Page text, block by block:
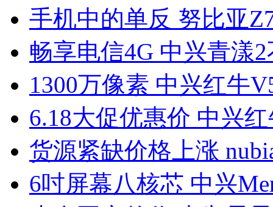
手机中的单反 努比亚
畅享电信4G 中兴青漾
1300万像素 中兴红牛
6.18大促优惠价 中兴
货源紧缺价格上涨
6吋屏幕八核芯 中兴